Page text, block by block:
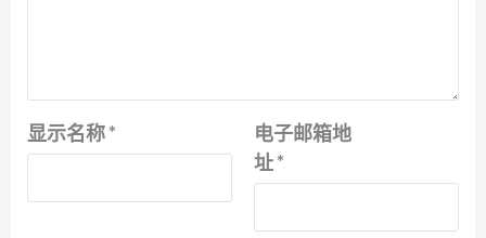
显示名称*
电子邮箱地
址*